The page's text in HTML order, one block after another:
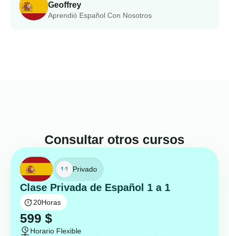
Geoffrey
Aprendió Español Con Nosotros
Consultar otros cursos
Privado
Clase Privada de Español 1 a 1
20Horas
599 $
Horario Flexible